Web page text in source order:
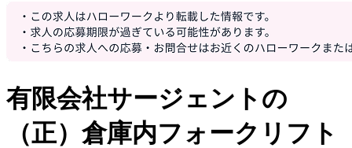
有限会社サージェントの
（正）倉庫内フォークリフト